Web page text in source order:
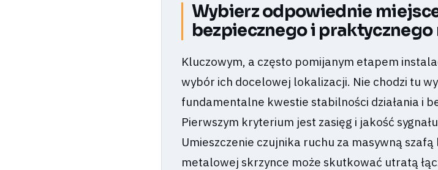
Wybierz odpowiednie
bezpiecznego i praktycznego
Kluczowym, a często pomijanym etapem
wybór ich docelowej lokalizacji. Nie chodzi tu
fundamentalne kwestie stabilności działania i
Pierwszym kryterium jest zasięg i jakość
Umieszczenie czujnika ruchu za masywną
metalowej skrzynce może skutkować utratą